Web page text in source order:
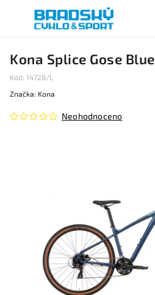
Kona Splice Gose Blue
Kód: 14728/L
Neohodnoceno
Značka: Kona